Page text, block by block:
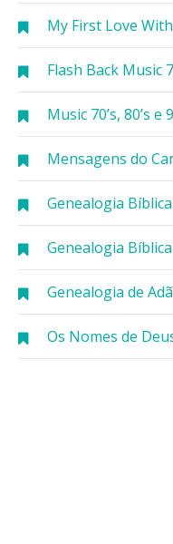
My First Love
Flash Back Music
Music 70’s, 80’s e
Mensagens do
Genealogia
Genealogia
Genealogia de
Os Nomes de